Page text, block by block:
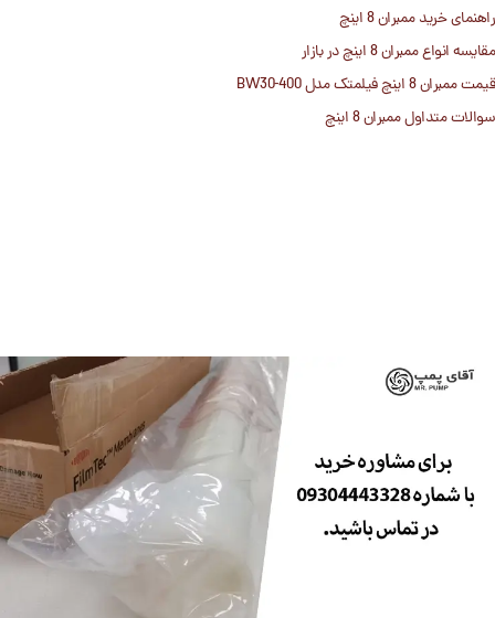
راهنمای خرید ممبران 8 اینچ
مقایسه انواع ممبران 8 اینچ در بازار
قیمت ممبران 8 اینچ فیلمتک مدل BW30-400
سوالات متداول ممبران 8 اینچ